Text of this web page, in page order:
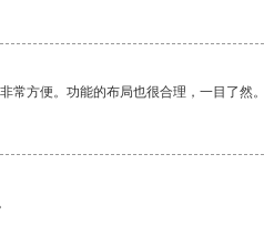
常方便。功能的布局也很合理，一目了然。